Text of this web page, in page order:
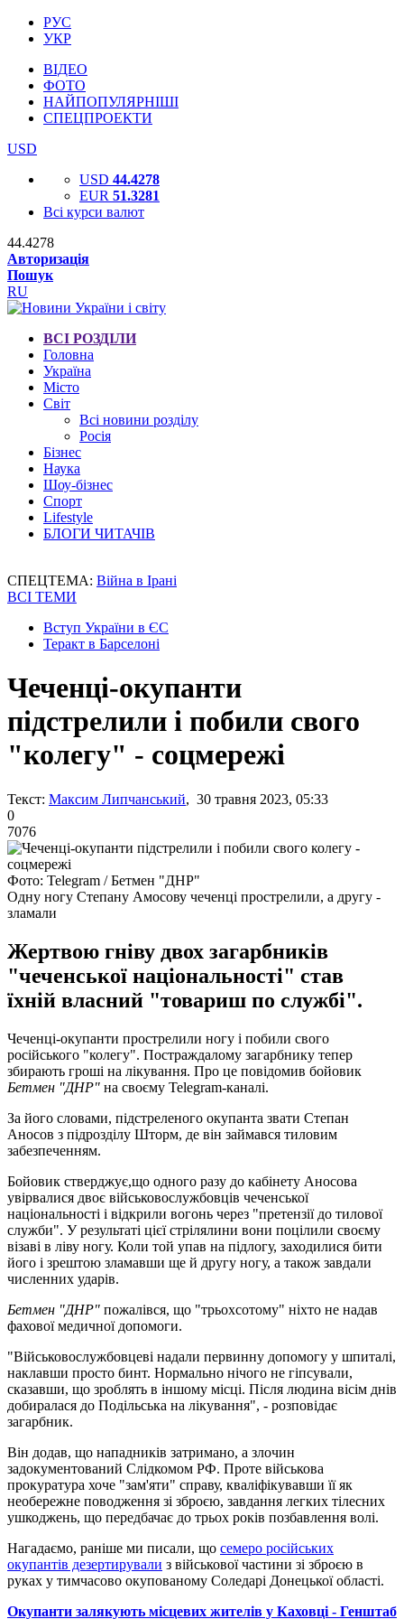
РУС
УКР
ВІДЕО
ФОТО
НАЙПОПУЛЯРНІШІ
СПЕЦПРОЕКТИ
USD
USD 44.4278
EUR 51.3281
Всі курси валют
44.4278
Авторизація
Пошук
RU
ВСІ РОЗДІЛИ
Головна
Україна
Місто
Світ
Всі новини розділу
Росія
Бізнес
Наука
Шоу-бізнес
Спорт
Lifestyle
БЛОГИ ЧИТАЧІВ
СПЕЦТЕМА: Війна в Ірані
ВСІ ТЕМИ
Вступ України в ЄС
Теракт в Барселоні
Чеченці-окупанти
підстрелили і побили свого
"колегу" - соцмережі
Текст: Максим Липчанський, 30 травня 2023, 05:33
0
7076
Фото: Telegram / Бетмен "ДНР"
Одну ногу Степану Амосову чеченці прострелили, а другу -
зламали
Жертвою гніву двох загарбників
"чеченської національності" став
їхній власний "товариш по службі".
Чеченці-окупанти прострелили ногу і побили свого
російського "колегу". Постраждалому загарбнику тепер
збирають гроші на лікування. Про це повідомив бойовик
Бетмен "ДНР" на своєму Telegram-каналі.
За його словами, підстреленого окупанта звати Степан
Аносов з підрозділу Шторм, де він займався тиловим
забезпеченням.
Бойовик стверджує,що одного разу до кабінету Аносова
увірвалися двоє військовослужбовців чеченської
національності і відкрили вогонь через "претензії до тилової
служби". У результаті цієї стрілялини вони поцілили своєму
візаві в ліву ногу. Коли той упав на підлогу, заходилися бити
його і зрештою зламавши ще й другу ногу, а також завдали
численних ударів.
Бетмен "ДНР" пожалівся, що "трьохсотому" ніхто не надав
фахової медичної допомоги.
"Військовослужбовцеві надали первинну допомогу у шпиталі,
наклавши просто бинт. Нормально нічого не гіпсували,
сказавши, що зроблять в іншому місці. Після людина вісім днів
добиралася до Подільська на лікування", - розповідає
загарбник.
Він додав, що нападників затримано, а злочин
задокументований Слідкомом РФ. Проте військова
прокуратура хоче "зам'яти" справу, кваліфікувавши її як
необережне поводження зі зброєю, завдання легких тілесних
ушкоджень, що передбачає до трьох років позбавлення волі.
Нагадаємо, раніше ми писали, що семеро російських
окупантів дезертирували з військової частини зі зброєю в
руках у тимчасово окупованому Соледарі Донецької області.
Окупанти залякують місцевих жителів у Каховці - Генштаб